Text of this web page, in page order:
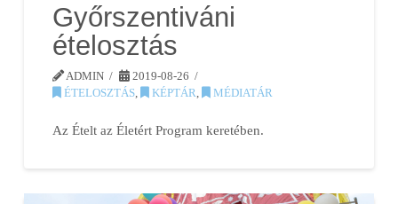
Győrszentiváni
ételosztás
ADMIN
2019-08-26
ÉTELOSZTÁS, KÉPTÁR, MÉDIATÁR
Az Ételt az Életért Program keretében.